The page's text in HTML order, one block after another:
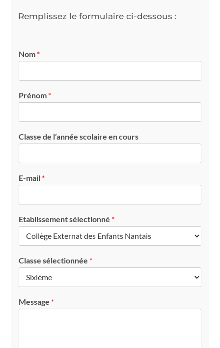
Remplissez le formulaire ci-dessous :
Nom *
Prénom *
Classe de l’année scolaire en cours
E-mail *
Etablissement sélectionné *
Classe sélectionnée *
Message *